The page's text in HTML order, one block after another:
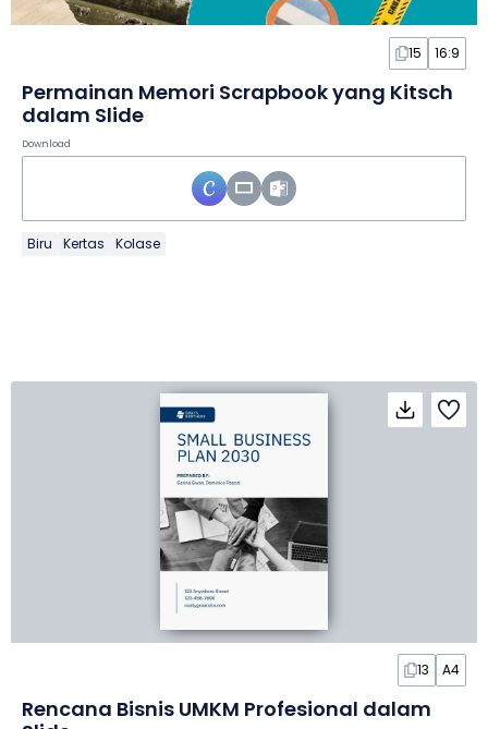
15 16:9
Permainan Memori Scrapbook yang Kitsch
dalam Slide
Download
Biru Kertas Kolase
13 A4
Rencana Bisnis UMKM Profesional dalam